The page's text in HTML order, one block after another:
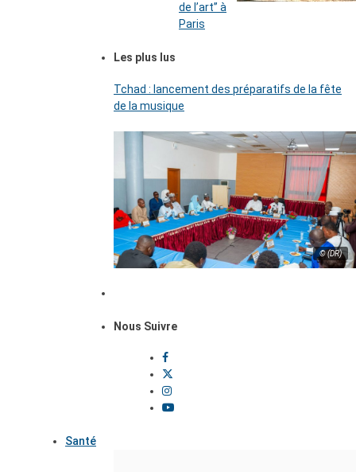
de l’art’’ à
Paris
Les plus lus
Tchad : lancement des préparatifs de la fête
de la musique
© (DR)
Nous Suivre
Santé